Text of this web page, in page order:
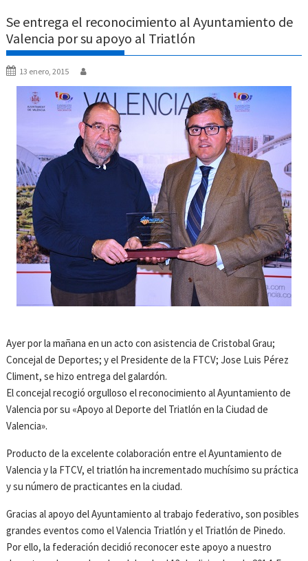
Se entrega el reconocimiento al Ayuntamiento de
Valencia por su apoyo al Triatlón
13 enero, 2015
Ayer por la mañana en un acto con asistencia de Cristobal Grau;
Concejal de Deportes; y el Presidente de la FTCV; Jose Luis Pérez
Climent, se hizo entrega del galardón.
El concejal recogió orgulloso el reconocimiento al Ayuntamiento de
Valencia por su «Apoyo al Deporte del Triatlón en la Ciudad de
Valencia».
Producto de la excelente colaboración entre el Ayuntamiento de
Valencia y la FTCV, el triatlón ha incrementado muchísimo su práctica
y su número de practicantes en la ciudad.
Gracias al apoyo del Ayuntamiento al trabajo federativo, son posibles
grandes eventos como el Valencia Triatlón y el Triatlón de Pinedo.
Por ello, la federación decidió reconocer este apoyo a nuestro